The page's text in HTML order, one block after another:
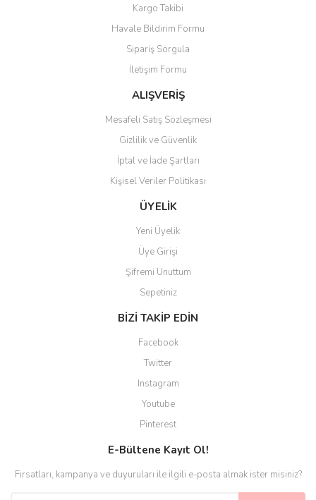
Ürün resmi kalitesiz, bozuk veya görüntülenemiyor.
Ürün açıklamasında eksik bilgiler bulunuyor.
Ürün bilgilerinde hatalar bulunuyor.
Ürün fiyatı diğer sitelerden daha pahalı.
Bu ürüne benzer farklı alternatifler olmalı.
Gönder
Kargo Takibi
Havale Bildirim Formu
Sipariş Sorgula
İletişim Formu
ALIŞVERİŞ
Mesafeli Satış Sözleşmesi
Gizlilik ve Güvenlik
İptal ve İade Şartları
Kişisel Veriler Politikası
ÜYELİK
Yeni Üyelik
Üye Girişi
Şifremi Unuttum
Sepetiniz
BİZİ TAKİP EDİN
Facebook
Twitter
Instagram
Youtube
Pinterest
E-Bültene Kayıt Ol!
Fırsatları, kampanya ve duyuruları ile ilgili e-posta almak ister misiniz?